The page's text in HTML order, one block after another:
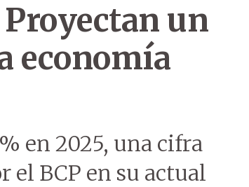
Proyectan un
economía
en 2025, una cifra
BCP en su actual